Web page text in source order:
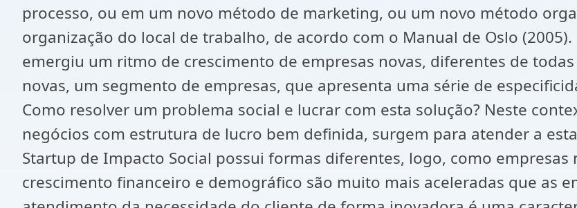
processo, ou em um novo método de marketing, ou um novo método
organização do local de trabalho, de acordo com o Manual de Oslo
emergiu um ritmo de crescimento de empresas novas, diferentes de
novas, um segmento de empresas, que apresenta uma série de
Como resolver um problema social e lucrar com esta solução? Neste
negócios com estrutura de lucro bem definida, surgem para atender a
Startup de Impacto Social possui formas diferentes, logo, como empresas
crescimento financeiro e demográfico são muito mais aceleradas que as